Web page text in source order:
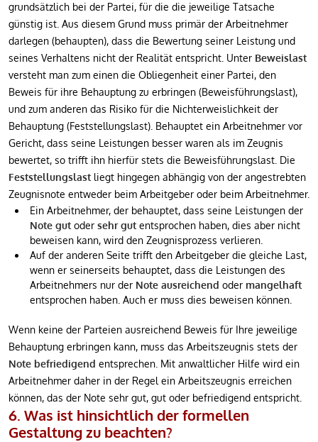
grundsätzlich bei der Partei, für die die jeweilige Tatsache
günstig ist. Aus diesem Grund muss primär der Arbeitnehmer
darlegen (behaupten), dass die Bewertung seiner Leistung und
seines Verhaltens nicht der Realität entspricht. Unter Beweislast
versteht man zum einen die Obliegenheit einer Partei, den
Beweis für ihre Behauptung zu erbringen (Beweisführungslast),
und zum anderen das Risiko für die Nichterweislichkeit der
Behauptung (Feststellungslast). Behauptet ein Arbeitnehmer vor
Gericht, dass seine Leistungen besser waren als im Zeugnis
bewertet, so trifft ihn hierfür stets die Beweisführungslast. Die
Feststellungslast liegt hingegen abhängig von der angestrebten
Zeugnisnote entweder beim Arbeitgeber oder beim Arbeitnehmer.
Ein Arbeitnehmer, der behauptet, dass seine Leistungen der
Note gut oder sehr gut entsprochen haben, dies aber nicht
beweisen kann, wird den Zeugnisprozess verlieren.
Auf der anderen Seite trifft den Arbeitgeber die gleiche Last,
wenn er seinerseits behauptet, dass die Leistungen des
Arbeitnehmers nur der Note ausreichend oder mangelhaft
entsprochen haben. Auch er muss dies beweisen können.
Wenn keine der Parteien ausreichend Beweis für Ihre jeweilige
Behauptung erbringen kann, muss das Arbeitszeugnis stets der
Note befriedigend entsprechen. Mit anwaltlicher Hilfe wird ein
Arbeitnehmer daher in der Regel ein Arbeitszeugnis erreichen
können, das der Note sehr gut, gut oder befriedigend entspricht.
6. Was ist hinsichtlich der formellen
Gestaltung zu beachten?